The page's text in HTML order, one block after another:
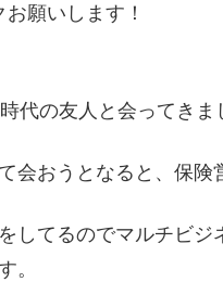
願いします！
代の友人と会ってきま
会おうとなると、保険
してるのでマルチビ
。